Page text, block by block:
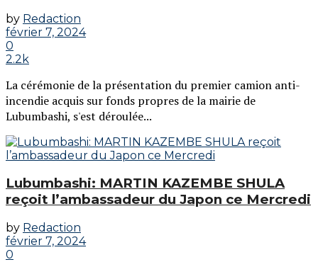
by Redaction
février 7, 2024
0
2.2k
La cérémonie de la présentation du premier camion anti-
incendie acquis sur fonds propres de la mairie de
Lubumbashi, s'est déroulée...
Lubumbashi: MARTIN KAZEMBE SHULA
reçoit l’ambassadeur du Japon ce Mercredi
by Redaction
février 7, 2024
0